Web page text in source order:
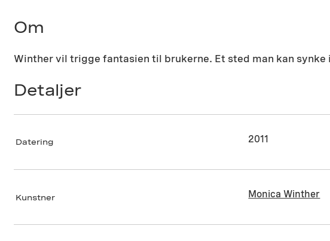
Om
Winther vil trigge fantasien til brukerne. Et sted man kan
Detaljer
Datering 2011
Kunstner Monica Winther